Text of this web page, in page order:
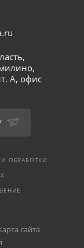
А, офис
ОБРАБОТКИ
сайта